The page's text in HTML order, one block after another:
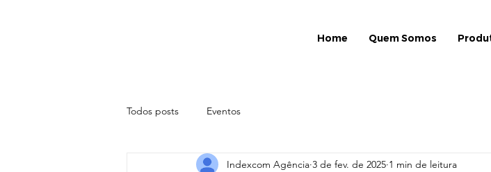
Home Quem Somos
Todos posts Eventos
Indexcom Agência 3 de fev. de 2025 1 min de leitura